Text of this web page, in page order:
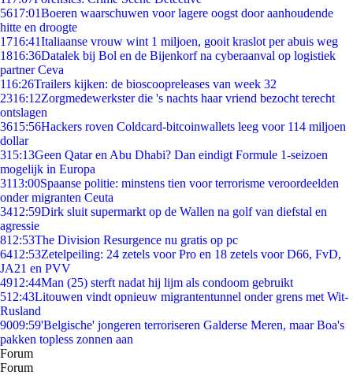
5617:01Boeren waarschuwen voor lagere oogst door aanhoudende
hitte en droogte
1716:41Italiaanse vrouw wint 1 miljoen, gooit kraslot per abuis weg
1816:36Datalek bij Bol en de Bijenkorf na cyberaanval op logistiek
partner Ceva
116:26Trailers kijken: de bioscoopreleases van week 32
2316:12Zorgmedewerkster die 's nachts haar vriend bezocht terecht
ontslagen
3615:56Hackers roven Coldcard-bitcoinwallets leeg voor 114 miljoen
dollar
315:13Geen Qatar en Abu Dhabi? Dan eindigt Formule 1-seizoen
mogelijk in Europa
3113:00Spaanse politie: minstens tien voor terrorisme veroordeelden
onder migranten Ceuta
3412:59Dirk sluit supermarkt op de Wallen na golf van diefstal en
agressie
812:53The Division Resurgence nu gratis op pc
6412:53Zetelpeiling: 24 zetels voor Pro en 18 zetels voor D66, FvD,
JA21 en PVV
4912:44Man (25) sterft nadat hij lijm als condoom gebruikt
512:43Litouwen vindt opnieuw migrantentunnel onder grens met Wit-
Rusland
9009:59'Belgische' jongeren terroriseren Galderse Meren, maar Boa's
pakken topless zonnen aan
Forum
Forum